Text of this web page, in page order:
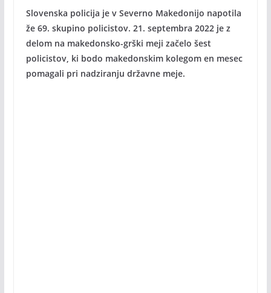
Slovenska policija je v Severno Makedonijo napotila
že 69. skupino policistov. 21. septembra 2022 je z
delom na makedonsko-grški meji začelo šest
policistov, ki bodo makedonskim kolegom en mesec
pomagali pri nadziranju državne meje.